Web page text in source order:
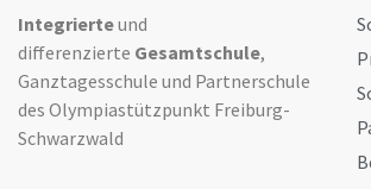
Integrierteund
differenzierte Gesamtschule,
Ganztagesschule und Partnerschule
des Olympiastützpunkt Freiburg-
Schwarzwald